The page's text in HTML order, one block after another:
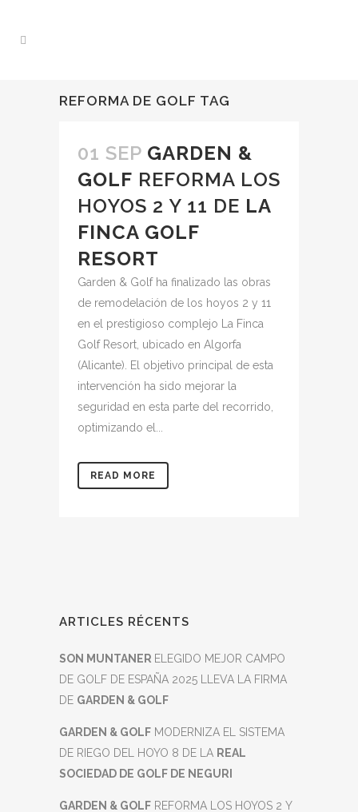
REFORMA DE GOLF TAG
01 SEP GARDEN &
GOLF REFORMA LOS
HOYOS 2 Y 11 DE LA
FINCA GOLF
RESORT
Garden & Golf ha finalizado las obras
de remodelación de los hoyos 2 y 11
en el prestigioso complejo La Finca
Golf Resort, ubicado en Algorfa
(Alicante). El objetivo principal de esta
intervención ha sido mejorar la
seguridad en esta parte del recorrido,
optimizando el...
READ MORE
ARTICLES RÉCENTS
SON MUNTANER ELEGIDO MEJOR CAMPO
DE GOLF DE ESPAÑA 2025 LLEVA LA FIRMA
DE GARDEN & GOLF
GARDEN & GOLF MODERNIZA EL SISTEMA
DE RIEGO DEL HOYO 8 DE LA REAL
SOCIEDAD DE GOLF DE NEGURI
GARDEN & GOLF REFORMA LOS HOYOS 2 Y